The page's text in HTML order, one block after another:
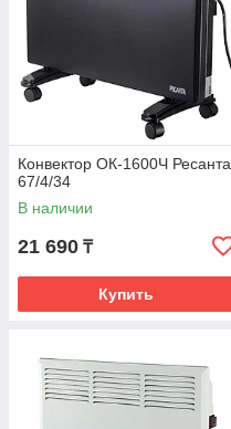
Конвектор ОК-1600Ч Ресанта
67/4/34
В наличии
21 690 ₸
Купить